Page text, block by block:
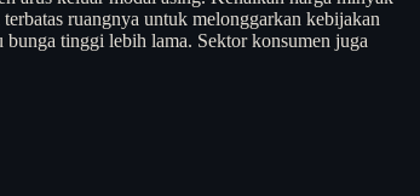
ruangnya untuk melonggarkan kebijakan
bunga tinggi lebih lama. Sektor konsumen juga